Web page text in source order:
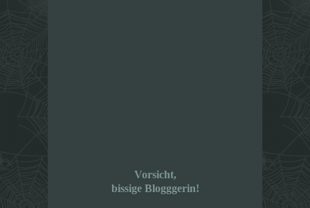
Vorsicht,
bissige Blogggerin!